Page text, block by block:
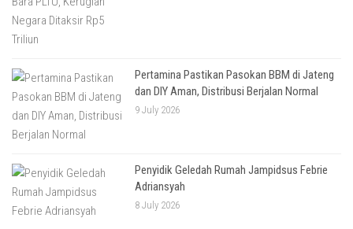
Pertamina Pastikan Pasokan BBM di Jateng
dan DIY Aman, Distribusi Berjalan Normal
9 July 2026
Penyidik Geledah Rumah Jampidsus Febrie
Adriansyah
8 July 2026